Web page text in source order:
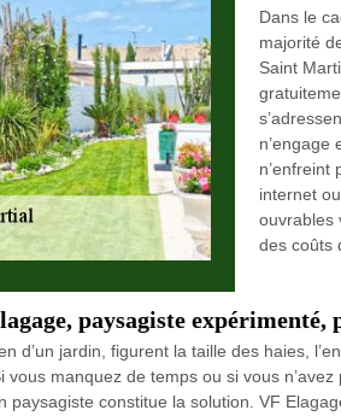
Dans le
majorité
Saint
n’engage
n’enfreint
internet
ouvrables
des coûts
paysagiste
d’un jardin, figurent la taille des haies,
manquez de temps ou si vous
paysagiste constitue la solution. VF